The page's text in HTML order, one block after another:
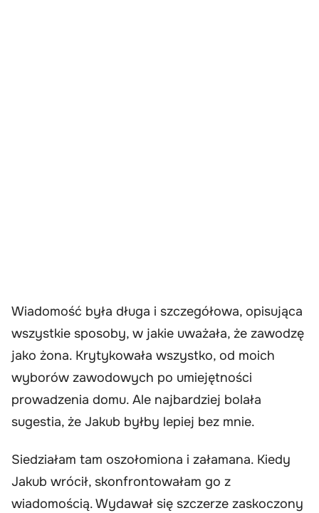
Wiadomość była długa i szczegółowa, opisująca
wszystkie sposoby, w jakie uważała, że zawodzę
jako żona. Krytykowała wszystko, od moich
wyborów zawodowych po umiejętności
prowadzenia domu. Ale najbardziej bolała
sugestia, że Jakub byłby lepiej bez mnie.
Siedziałam tam oszołomiona i załamana. Kiedy
Jakub wrócił, skonfrontowałam go z
wiadomością. Wydawał się szczerze zaskoczony